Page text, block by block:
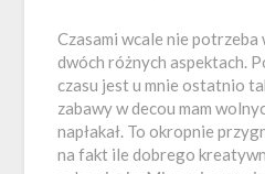
Czasami wcale nie
dwóch różnych aspektach.
czasu jest u mnie ostatnio
zabawy w decou mam
napłakał. To okropnie
na fakt ile dobrego